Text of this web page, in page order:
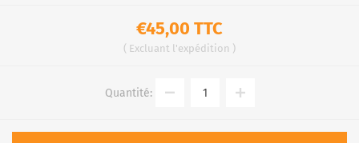
€45,00 TTC
Excluant l'expédition
Quantité: